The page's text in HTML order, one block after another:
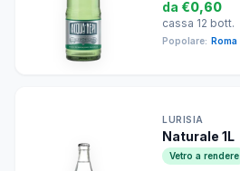
da €0,60
cassa 12 bott.
Popolare: Roma
LURISIA
Naturale 1L
Vetro a rendere